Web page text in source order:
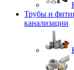
Трубы и
канализации